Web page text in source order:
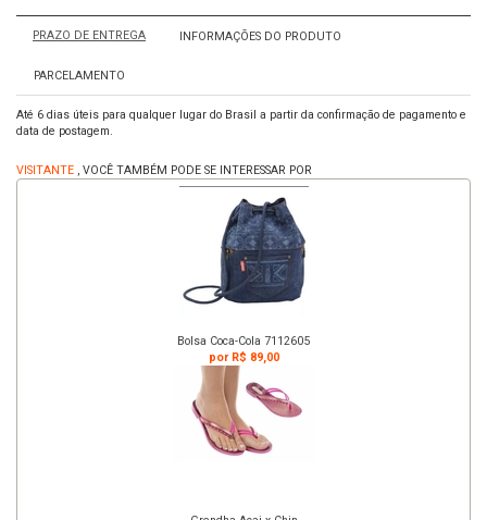
PRAZO DE ENTREGA INFORMAÇÕES DO PRODUTO
PARCELAMENTO
Até 6 dias úteis para qualquer lugar do Brasil a partir da confirmação de pagamento e
data de postagem.
VISITANTE , VOCÊ TAMBÉM PODE SE INTERESSAR POR
Bolsa Coca-Cola 7112605
por R$ 89,00